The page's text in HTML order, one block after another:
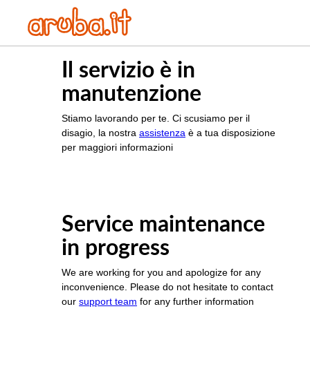
Il servizio è in
manutenzione
Stiamo lavorando per te. Ci scusiamo per il
disagio, la nostra assistenza è a tua disposizione
per maggiori informazioni
Service maintenance
in progress
We are working for you and apologize for any
inconvenience. Please do not hesitate to contact
our support team for any further information